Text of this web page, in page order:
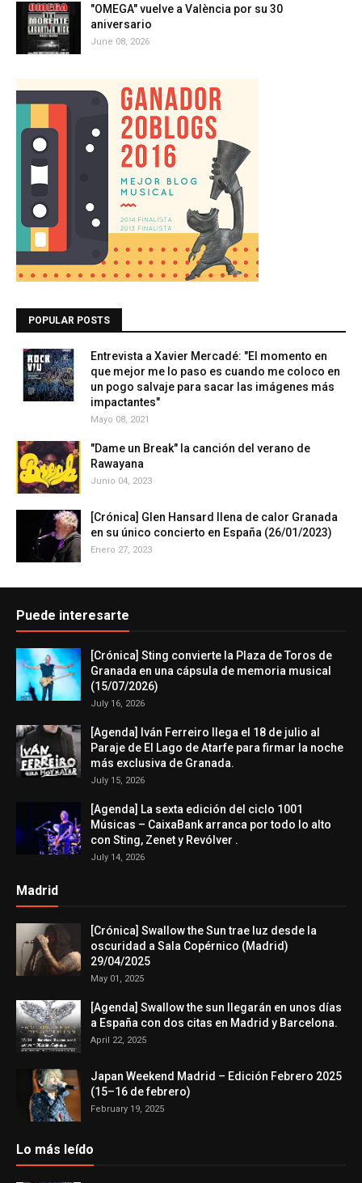
"OMEGA" vuelve a València por su 30
aniversario
June 08, 2026
POPULAR POSTS
Entrevista a Xavier Mercadé: "El momento en
que mejor me lo paso es cuando me coloco en
un pogo salvaje para sacar las imágenes más
impactantes"
Mayo 08, 2021
"Dame un Break" la canción del verano de
Rawayana
Junio 04, 2023
[Crónica] Glen Hansard llena de calor Granada
en su único concierto en España (26/01/2023)
Enero 27, 2023
Puede interesarte
[Crónica] Sting convierte la Plaza de Toros de
Granada en una cápsula de memoria musical
(15/07/2026)
July 16, 2026
[Agenda] Iván Ferreiro llega el 18 de julio al
Paraje de El Lago de Atarfe para firmar la noche
más exclusiva de Granada.
July 15, 2026
[Agenda] La sexta edición del ciclo 1001
Músicas – CaixaBank arranca por todo lo alto
con Sting, Zenet y Revólver .
July 14, 2026
Madrid
[Crónica] Swallow the Sun trae luz desde la
oscuridad a Sala Copérnico (Madrid)
29/04/2025
May 01, 2025
[Agenda] Swallow the sun llegarán en unos días
a España con dos citas en Madrid y Barcelona.
April 22, 2025
Japan Weekend Madrid – Edición Febrero 2025
(15–16 de febrero)
February 19, 2025
Lo más leído